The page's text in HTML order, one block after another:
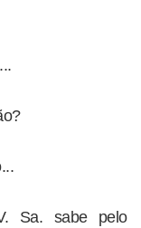
Sa. sabe pelo